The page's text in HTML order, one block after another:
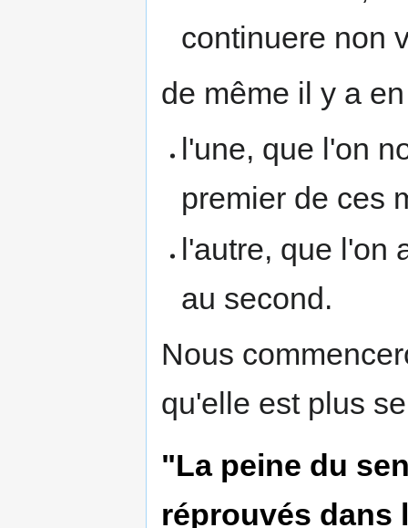
continuere non
de même il y a
l'une, que l'on
premier de ces
l'autre, que l'on
au second.
Nous
qu'elle est plus
"La peine du
réprouvés dans